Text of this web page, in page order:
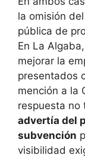
la omisión
pública de
En La
mejorar la
presentados
mención a la
respuesta no
advertía del
subvención
visibilidad